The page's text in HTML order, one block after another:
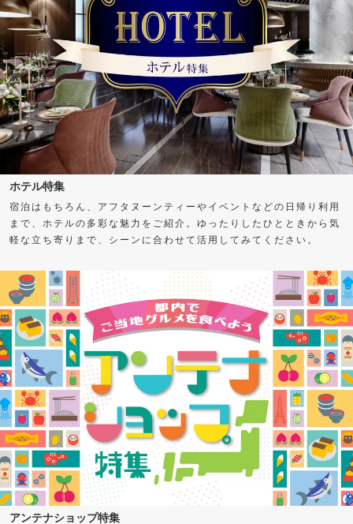
ホテル特集
宿泊はもちろん、アフタヌーンティーやイベントなどの日帰り利用
まで、ホテルの多彩な魅力をご紹介。ゆったりしたひとときから気
軽な立ち寄りまで、シーンに合わせて活用してみてください。
アンテナショップ特集